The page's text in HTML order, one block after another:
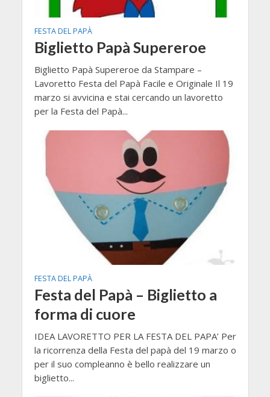
FESTA DEL PAPÀ
Biglietto Papà Supereroe
Biglietto Papà Supereroe da Stampare –
Lavoretto Festa del Papà Facile e Originale Il 19
marzo si avvicina e stai cercando un lavoretto
per la Festa del Papà...
FESTA DEL PAPÀ
Festa del Papà – Biglietto a
forma di cuore
IDEA LAVORETTO PER LA FESTA DEL PAPA’ Per
la ricorrenza della Festa del papà del 19 marzo o
per il suo compleanno è bello realizzare un
biglietto...